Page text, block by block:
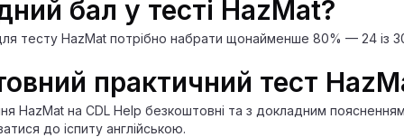
водії вантажівок під час перевезення
місцях має бути вказаний ідентифікаційний
кабіни.
бал у тесті HazMat?
тесту HazMat потрібно набрати щонайменше 80% — 24 із
практичний тест
HazMat на CDL Help безкоштовні та з докладним
до іспиту англійською.